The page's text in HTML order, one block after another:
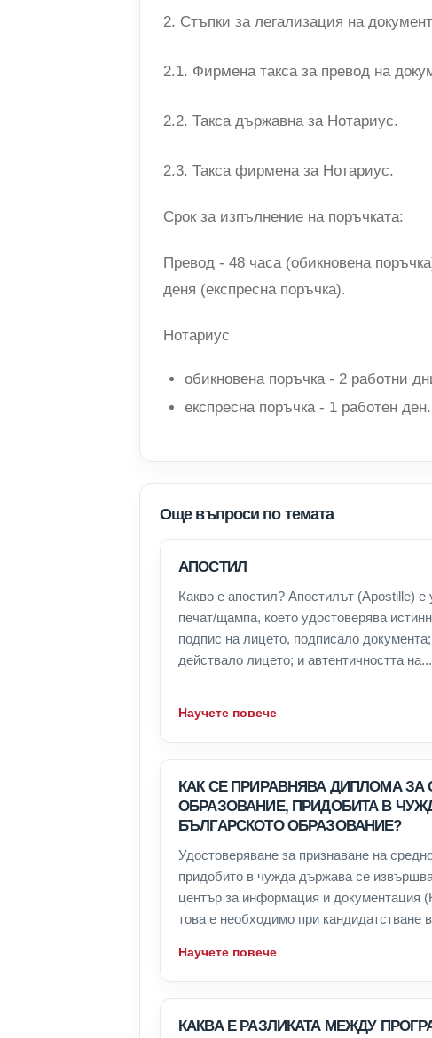
2. Стъпки за легализация на
2.1. Фирмена такса за превод на
2.2. Такса държавна за Нотариус.
2.3. Такса фирмена за Нотариус.
Срок за изпълнение на поръчката:
Превод - 48 часа (обикновена
деня (експресна поръчка).
Нотариус
обикновена поръчка - 2 работни
експресна поръчка - 1 работен ден.
Още въпроси по темата
АПОСТИЛ
Какво е апостил? Апостилът (Apostille) е
печат/щампа, което удостоверява
подпис на лицето, подписало
действало лицето; и автентичността на...
Научете повече
КАК СЕ ПРИРАВНЯВА ДИПЛОМА ЗА
ОБРАЗОВАНИЕ, ПРИДОБИТА В
БЪЛГАРСКОТО ОБРАЗОВАНИЕ?
Удостоверяване за признаване на
придобито в чужда държава се
център за информация и
това е необходимо при кандидатстване
Научете повече
КАКВА Е РАЗЛИКАТА МЕЖДУ